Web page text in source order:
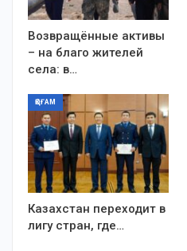
Возвращённые активы
– на благо жителей
села: в…
ҚОҒАМ
Казахстан переходит в
лигу стран, где…